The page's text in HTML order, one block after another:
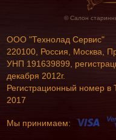
© Салон
ООО "Технолад Сервис"
220100, Россия, Москва,
УНП 191639899,
декабря 2012г.
Регистрационный номер в
2017
Мы принимаем: